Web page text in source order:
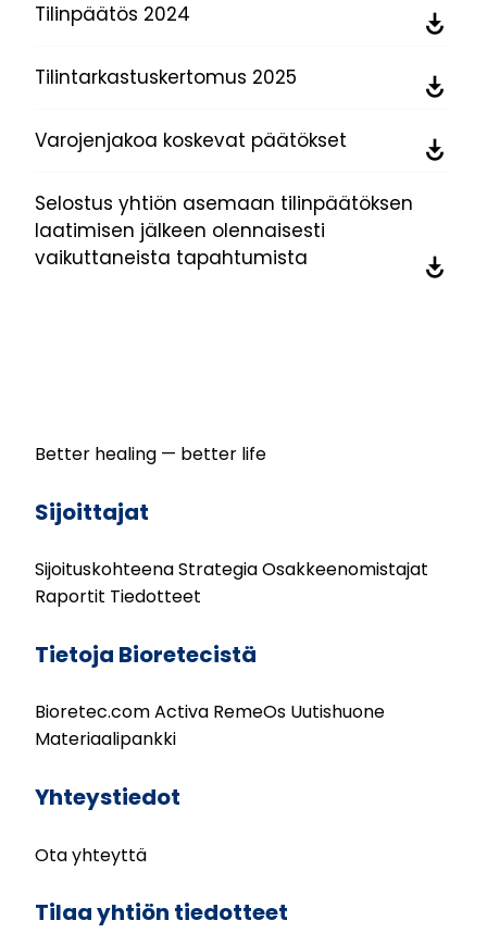
Tilinpäätös 2024
Tilintarkastuskertomus 2025
Varojenjakoa koskevat päätökset
Selostus yhtiön asemaan tilinpäätöksen
laatimisen jälkeen olennaisesti
vaikuttaneista tapahtumista
Better healing — better life
Sijoittajat
SijoituskohteenaStrategiaOsakkeenomistajat
Raportit Tiedotteet
Tietoja Bioretecistä
Bioretec.comActiva RemeOs Uutishuone
Materiaalipankki
Yhteystiedot
Ota yhteyttä
Tilaa yhtiön tiedotteet